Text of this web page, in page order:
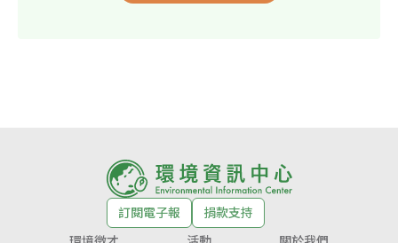
訂閱電子報
捐款支持